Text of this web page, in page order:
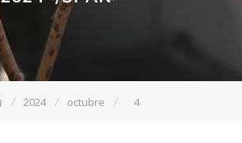
2024 octubre 4